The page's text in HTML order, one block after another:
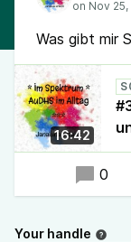
Was gibt mir
16:42
0
Your handle